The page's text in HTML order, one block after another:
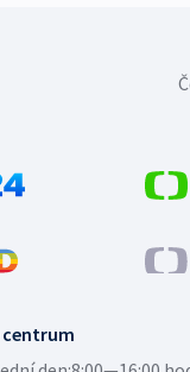
centrum